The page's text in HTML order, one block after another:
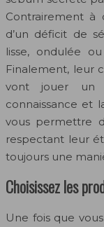
Contrairement à
d’un déficit de
lisse, ondulée
Finalement, leur
vont jouer un
connaissance et
vous permettre
respectant leur
toujours une
Choisissez les
Une fois que